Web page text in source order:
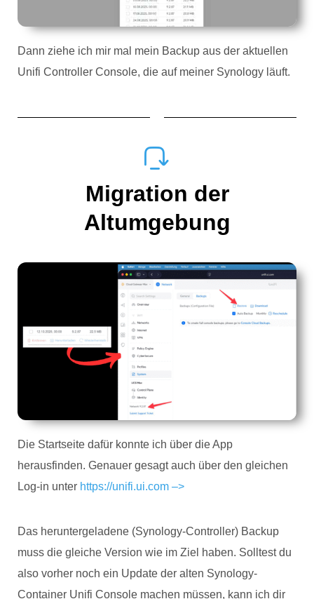
Dann ziehe ich mir mal mein Backup aus der aktuellen
Unifi Controller Console, die auf meiner Synology läuft.
Migration der
Altumgebung
Die Startseite dafür konnte ich über die App
herausfinden. Genauer gesagt auch über den gleichen
Log-in unter https://unifi.ui.com –>
Das heruntergeladene (Synology-Controller) Backup
muss die gleiche Version wie im Ziel haben. Solltest du
also vorher noch ein Update der alten Synology-
Container Unifi Console machen müssen, kann ich dir